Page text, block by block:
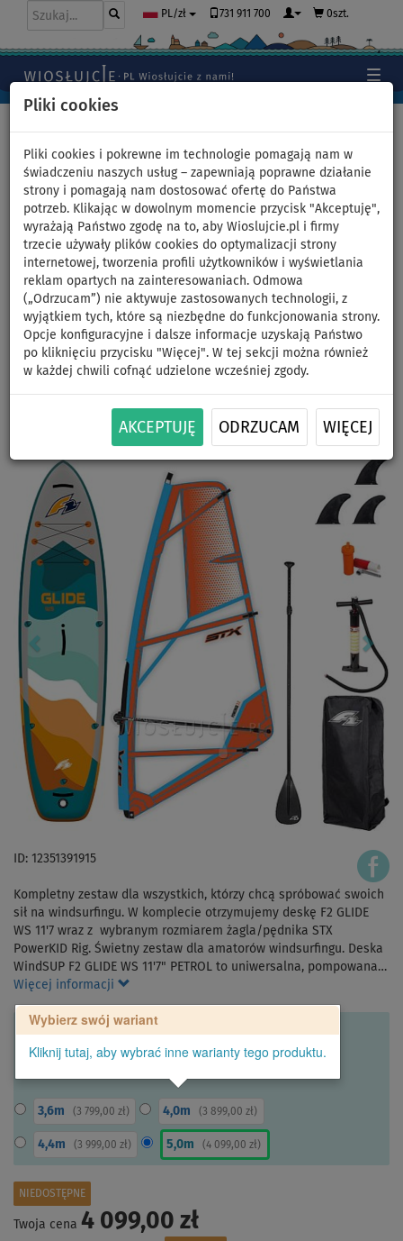
Pliki cookies
Pliki cookies i pokrewne im technologie pomagają nam w
świadczeniu naszych usług – zapewniają poprawne działanie
strony i pomagają nam dostosować ofertę do Państwa
potrzeb. Klikając w dowolnym momencie przycisk "Akceptuję",
wyrażają Państwo zgodę na to, aby Wioslujcie.pl i firmy
trzecie używały plików cookies do optymalizacji strony
internetowej, tworzenia profili użytkowników i wyświetlania
reklam opartych na zainteresowaniach. Odmowa
(„Odrzucam”) nie aktywuje zastosowanych technologii, z
wyjątkiem tych, które są niezbędne do funkcjonowania strony.
Opcje konfiguracyjne i dalsze informacje uzyskają Państwo
po kliknięciu przycisku "Więcej". W tej sekcji można również
w każdej chwili cofnąć udzielone wcześniej zgody.
AKCEPTUJĘ ODRZUCAM WIĘCEJ
PL/zł 731 911 700 0szt.
Zestaw WindSUP F2 Glide WS
11'7'' PETROL + pędnik STX
PowerKid - pompowany
paddleboard - powierzchnia:
5,0m
DO
WIOSŁO W
DO
170 kg
OPCJA
DARMOWA
Next
ID: 12351391915
Kompletny zestaw dla wszystkich, którzy chcą spróbować swoich
sił na windsurfingu. W komplecie otrzymujemy deskę F2 GLIDE
WS 11'7 wraz z wybranym rozmiarem żagla/pędnika STX
PowerKID Rig. Świetny zestaw dla amatorów windsurfingu. Deska
WindSUP F2 GLIDE WS 11'7" PETROL to uniwersalna, pompowana…
Więcej informacji
Wybierz swój wariant
Kliknij tutaj, aby wybrać inne warianty tego produktu.
3,6m ( 3 799,00 zł) 4,0m (3 899,00 zł)
4,4m ( 3 999,00 zł) 5,0m (4 099,00 zł)
NIEDOSTĘPNE
Twoja cena 4 099,00 zł